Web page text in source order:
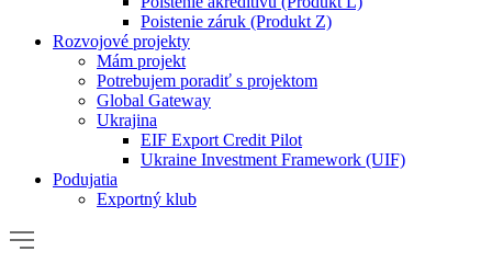
Poistenie záruk (Produkt Z)
Rozvojové projekty
Mám projekt
Potrebujem poradiť s projektom
Global Gateway
Ukrajina
EIF Export Credit Pilot
Ukraine Investment Framework (UIF)
Podujatia
Exportný klub